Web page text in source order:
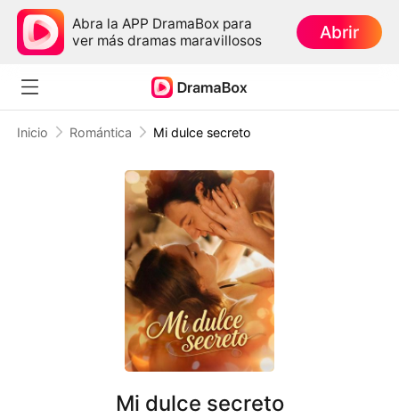
Abra la APP DramaBox para
ver más dramas maravillosos
Abrir
Inicio Romántica Mi dulce secreto
Mi dulce secreto